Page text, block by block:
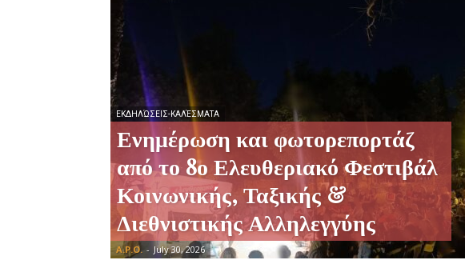
ΕΚΔΗΛΏΣΕΙΣ-ΚΑΛΈΣΜΑΤΑ
Ενημέρωση και φωτορεπορτάζ
από το 8ο Ελευθεριακό Φεστιβάλ
Κοινωνικής, Ταξικής &
Διεθνιστικής Αλληλεγγύης
A.P.O. - July 30, 2026